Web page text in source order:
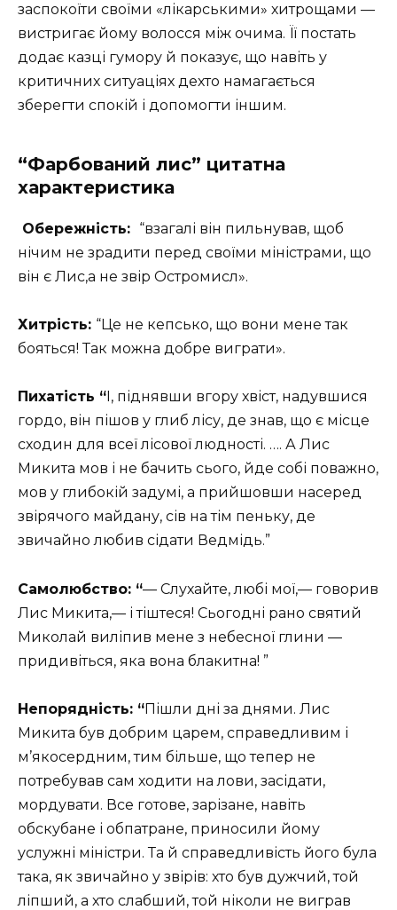
заспокоїти своїми «лікарськими» хитрощами —
вистригає йому волосся між очима. Її постать
додає казці гумору й показує, що навіть у
критичних ситуаціях дехто намагається
зберегти спокій і допомогти іншим.
“Фарбований лис” цитатна
характеристика
Обережність: “взагалі він пильнував, щоб
нічим не зрадити перед своїми міністрами, що
він є Лис,а не звір Остромисл».
Хитрість: “Це не кепсько, що вони мене так
бояться! Так можна добре виграти».
Пихатість “ І, піднявши вгору хвіст, надувшися
гордо, він пішов у глиб лісу, де знав, що є місце
сходин для всеї лісової людності. …. А Лис
Микита мов і не бачить сього, йде собі поважно,
мов у глибокій задумі, а прийшовши насеред
звірячого майдану, сів на тім пеньку, де
звичайно любив сідати Ведмідь.”
Самолюбство: “— Слухайте, любі мої,— говорив
Лис Микита,— і тіштеся! Сьогодні рано святий
Миколай виліпив мене з небесної глини —
придивіться, яка вона блакитна! ”
Непорядність: “Пішли дні за днями. Лис
Микита був добрим царем, справедливим і
м’якосердним, тим більше, що тепер не
потребував сам ходити на лови, засідати,
мордувати. Все готове, зарізане, навіть
обскубане і обпатране, приносили йому
услужні міністри. Та й справедливість його була
така, як звичайно у звірів: хто був дужчий, той
ліпший, а хто слабший, той ніколи не виграв